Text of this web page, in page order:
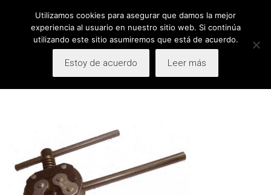
Facebook LinkedIn ESP ENG CAT
Utilizamos cookies para asegurar que damos la mejor
experiencia al usuario en nuestro sitio web. Si continúa
utilizando este sitio asumiremos que está de acuerdo.
Estoy de acuerdo Leer más